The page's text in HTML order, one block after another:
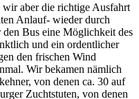
aber die richtige Ausfahrt
Anlauf- wieder durch
Bus eine Möglichkeit des
und ein ordentlicher
den frischen Wind
Wir bekamen nämlich
von denen ca. 30 auf
Zuchtstuten, von denen